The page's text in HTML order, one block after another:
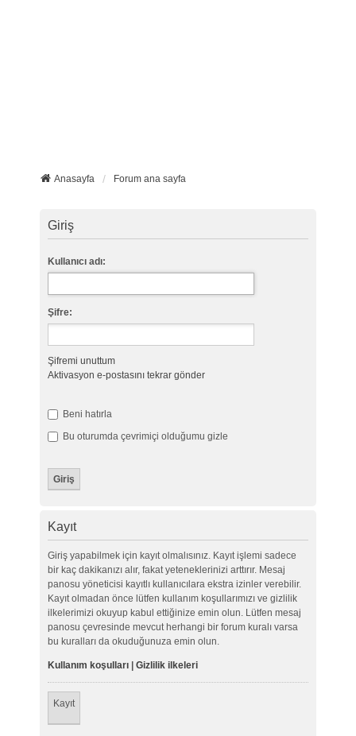
Anasayfa Forum ana sayfa
Giriş
Kullanıcı adı:
Şifre:
Şifremi unuttum
Aktivasyon e-postasını tekrar gönder
Beni hatırla
Bu oturumda çevrimiçi olduğumu gizle
Kayıt
Giriş yapabilmek için kayıt olmalısınız. Kayıt işlemi sadece
bir kaç dakikanızı alır, fakat yeteneklerinizi arttırır. Mesaj
panosu yöneticisi kayıtlı kullanıcılara ekstra izinler verebilir.
Kayıt olmadan önce lütfen kullanım koşullarımızı ve gizlilik
ilkelerimizi okuyup kabul ettiğinize emin olun. Lütfen mesaj
panosu çevresinde mevcut herhangi bir forum kuralı varsa
bu kuralları da okuduğunuza emin olun.
Kullanım koşulları| Gizlilik ilkeleri
Kayıt